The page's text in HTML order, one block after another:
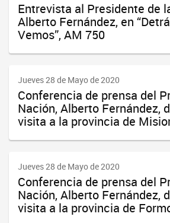
Entrevista al Presidente de
Alberto Fernández, en
Vemos”, AM 750
Jueves 28 de Mayo de 2020
Conferencia de prensa del
Nación, Alberto Fernández,
visita a la provincia de
Jueves 28 de Mayo de 2020
Conferencia de prensa del
Nación, Alberto Fernández,
visita a la provincia de